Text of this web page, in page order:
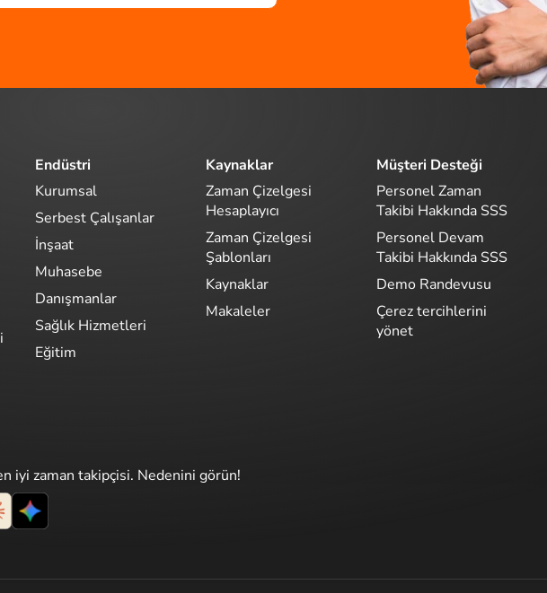
Endüstri
Kurumsal
Serbest Çalışanlar
İnşaat
Muhasebe
Danışmanlar
Sağlık Hizmetleri
Eğitim
Kaynaklar
Zaman Çizelgesi
Hesaplayıcı
Zaman Çizelgesi
Şablonları
Kaynaklar
Makaleler
Müşteri Desteği
Personel Zaman
Takibi Hakkında SSS
Personel Devam
Takibi Hakkında SSS
Demo Randevusu
Çerez tercihlerini
yönet
iyi zaman takipçisi. Nedenini görün!